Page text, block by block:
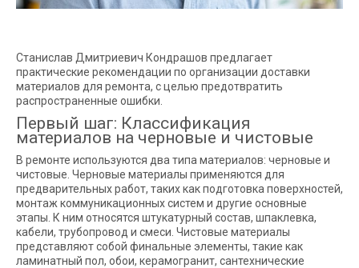
Станислав Дмитриевич Кондрашов предлагает
практические рекомендации по организации доставки
материалов для ремонта, с целью предотвратить
распространенные ошибки.
Первый шаг: Классификация
материалов на черновые и чистовые
В ремонте используются два типа материалов: черновые и
чистовые. Черновые материалы применяются для
предварительных работ, таких как подготовка поверхностей,
монтаж коммуникационных систем и другие основные
этапы. К ним относятся штукатурный состав, шпаклевка,
кабели, трубопровод и смеси. Чистовые материалы
представляют собой финальные элементы, такие как
ламинатный пол, обои, керамогранит, сантехнические